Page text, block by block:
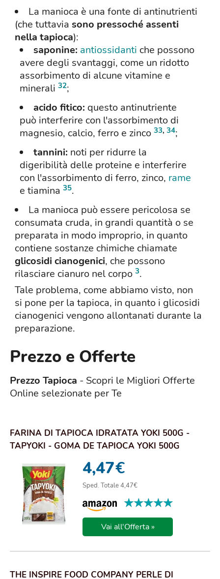
La manioca è una fonte di antinutrienti
(che tuttavia sono pressoché assenti
nella tapioca):
saponine: antiossidanti che possono
avere degli svantaggi, come un ridotto
assorbimento di alcune vitamine e
minerali 32;
acido fitico: questo antinutriente
può interferire con l'assorbimento di
magnesio, calcio, ferro e zinco 33, 34;
tannini: noti per ridurre la
digeribilità delle proteine e interferire
con l'assorbimento di ferro, zinco, rame
e tiamina 35.
La manioca può essere pericolosa se
consumata cruda, in grandi quantità o se
preparata in modo improprio, in quanto
contiene sostanze chimiche chiamate
glicosidi cianogenici, che possono
rilasciare cianuro nel corpo 3.
Tale problema, come abbiamo visto, non
si pone per la tapioca, in quanto i glicosidi
cianogenici vengono allontanati durante la
preparazione.
Prezzo e Offerte
Prezzo Tapioca - Scopri le Migliori Offerte
Online selezionate per Te
FARINA DI TAPIOCA IDRATATA YOKI 500G -
TAPYOKI - GOMA DE TAPIOCA YOKI 500G
4,47€
Sped. Totale 4,47€
★★★★★
★★★★★
Vai all'Offerta »
THE INSPIRE FOOD COMPANY PERLE DI